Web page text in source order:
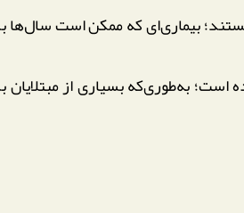
بیماری‌ای که ممکن است سال‌ها
به‌طوری‌که بسیاری از مبتلایان